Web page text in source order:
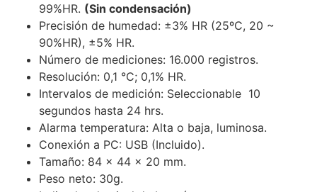
99%HR. (Sin condensación)
Precisión de humedad: ±3% HR (25ºC, 20 ~
90%HR), ±5% HR.
Número de mediciones: 16.000 registros.
Resolución: 0,1 °C; 0,1% HR.
Intervalos de medición: Seleccionable 10
segundos hasta 24 hrs.
Alarma temperatura: Alta o baja, luminosa.
Conexión a PC: USB (Incluido).
Tamaño: 84 x 44 x 20 mm.
Peso neto: 30g.